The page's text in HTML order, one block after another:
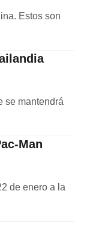
Estos son
se mantendrá
Man
de enero a la